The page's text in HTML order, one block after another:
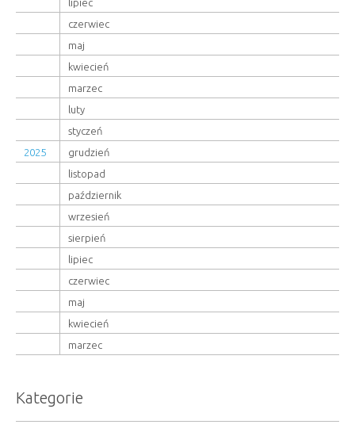
lipiec
czerwiec
maj
kwiecień
marzec
luty
styczeń
2025
grudzień
listopad
październik
wrzesień
sierpień
lipiec
czerwiec
maj
kwiecień
marzec
Kategorie